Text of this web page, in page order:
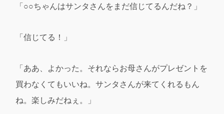
「○○ちゃんはサンタさんをまだ信じてるんだね？」
「信じてる！」
「ああ、よかった。それならお母さんがプレゼントを
買わなくてもいいね。サンタさんが来てくれるもん
ね。楽しみだねぇ。」